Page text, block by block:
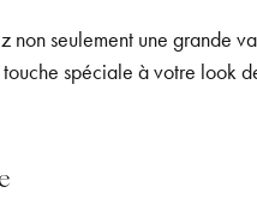
seulement une grande
spéciale à votre look